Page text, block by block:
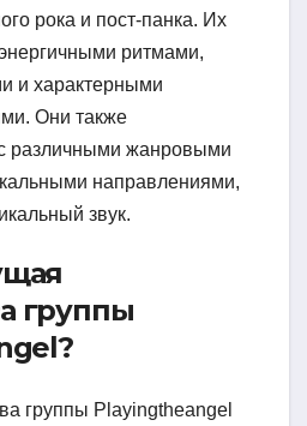
рока и пост-панка. Их
ритмами,
и характерными
Они также
различными жанровыми
направлениями,
звук.
группы
группы Playingtheangel